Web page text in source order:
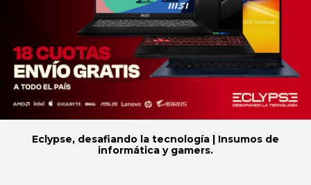
Eclypse, desafiando la tecnología | Insumos de
informática y gamers.